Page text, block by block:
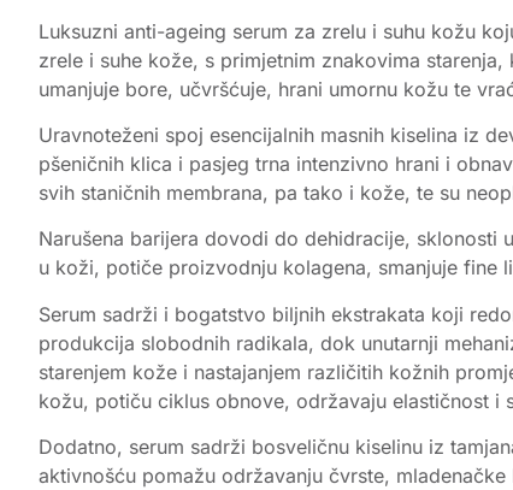
Luksuzni anti-ageing serum za zrelu i suhu kožu
zrele i suhe kože, s primjetnim znakovima
umanjuje bore, učvršćuje, hrani umornu kožu te
Uravnoteženi spoj esencijalnih masnih kiselina iz
pšeničnih klica i pasjeg trna intenzivno hrani i
svih staničnih membrana, pa tako i kože, te su
Narušena barijera dovodi do dehidracije, sklonosti
u koži, potiče proizvodnju kolagena, smanjuje fine
Serum sadrži i bogatstvo biljnih ekstrakata koji
produkcija slobodnih radikala, dok unutarnji
starenjem kože i nastajanjem različitih kožnih
kožu, potiču ciklus obnove, održavaju elastičnost i
Dodatno, serum sadrži bosveličnu kiselinu iz
aktivnošću pomažu održavanju čvrste,